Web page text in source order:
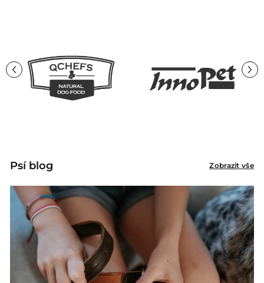
Psí blog Zobrazit vše